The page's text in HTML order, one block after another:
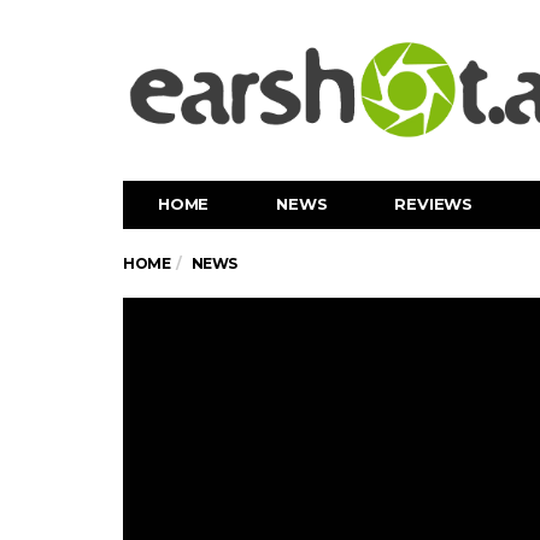
HOME NEWS REVIEWS
HOME NEWS